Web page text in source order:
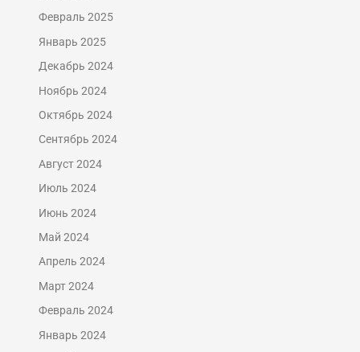
Февраль 2025
Январь 2025
Декабрь 2024
Ноябрь 2024
Октябрь 2024
Сентябрь 2024
Август 2024
Июль 2024
Июнь 2024
Май 2024
Апрель 2024
Март 2024
Февраль 2024
Январь 2024